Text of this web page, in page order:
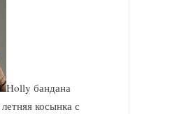
Holly бандана
косынка с